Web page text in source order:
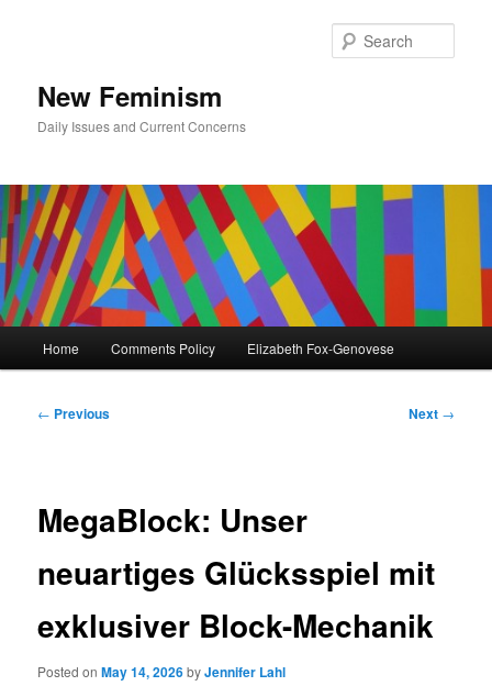
New Feminism
Daily Issues and Current Concerns
Home Comments Policy Elizabeth Fox-Genovese
Post
← Previous Next →
MegaBlock: Unser
neuartiges Glücksspiel mit
exklusiver Block-Mechanik
Posted onMay 14, 2026byJennifer Lahl